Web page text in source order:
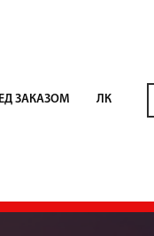
ЗАКАЗОМ ЛК